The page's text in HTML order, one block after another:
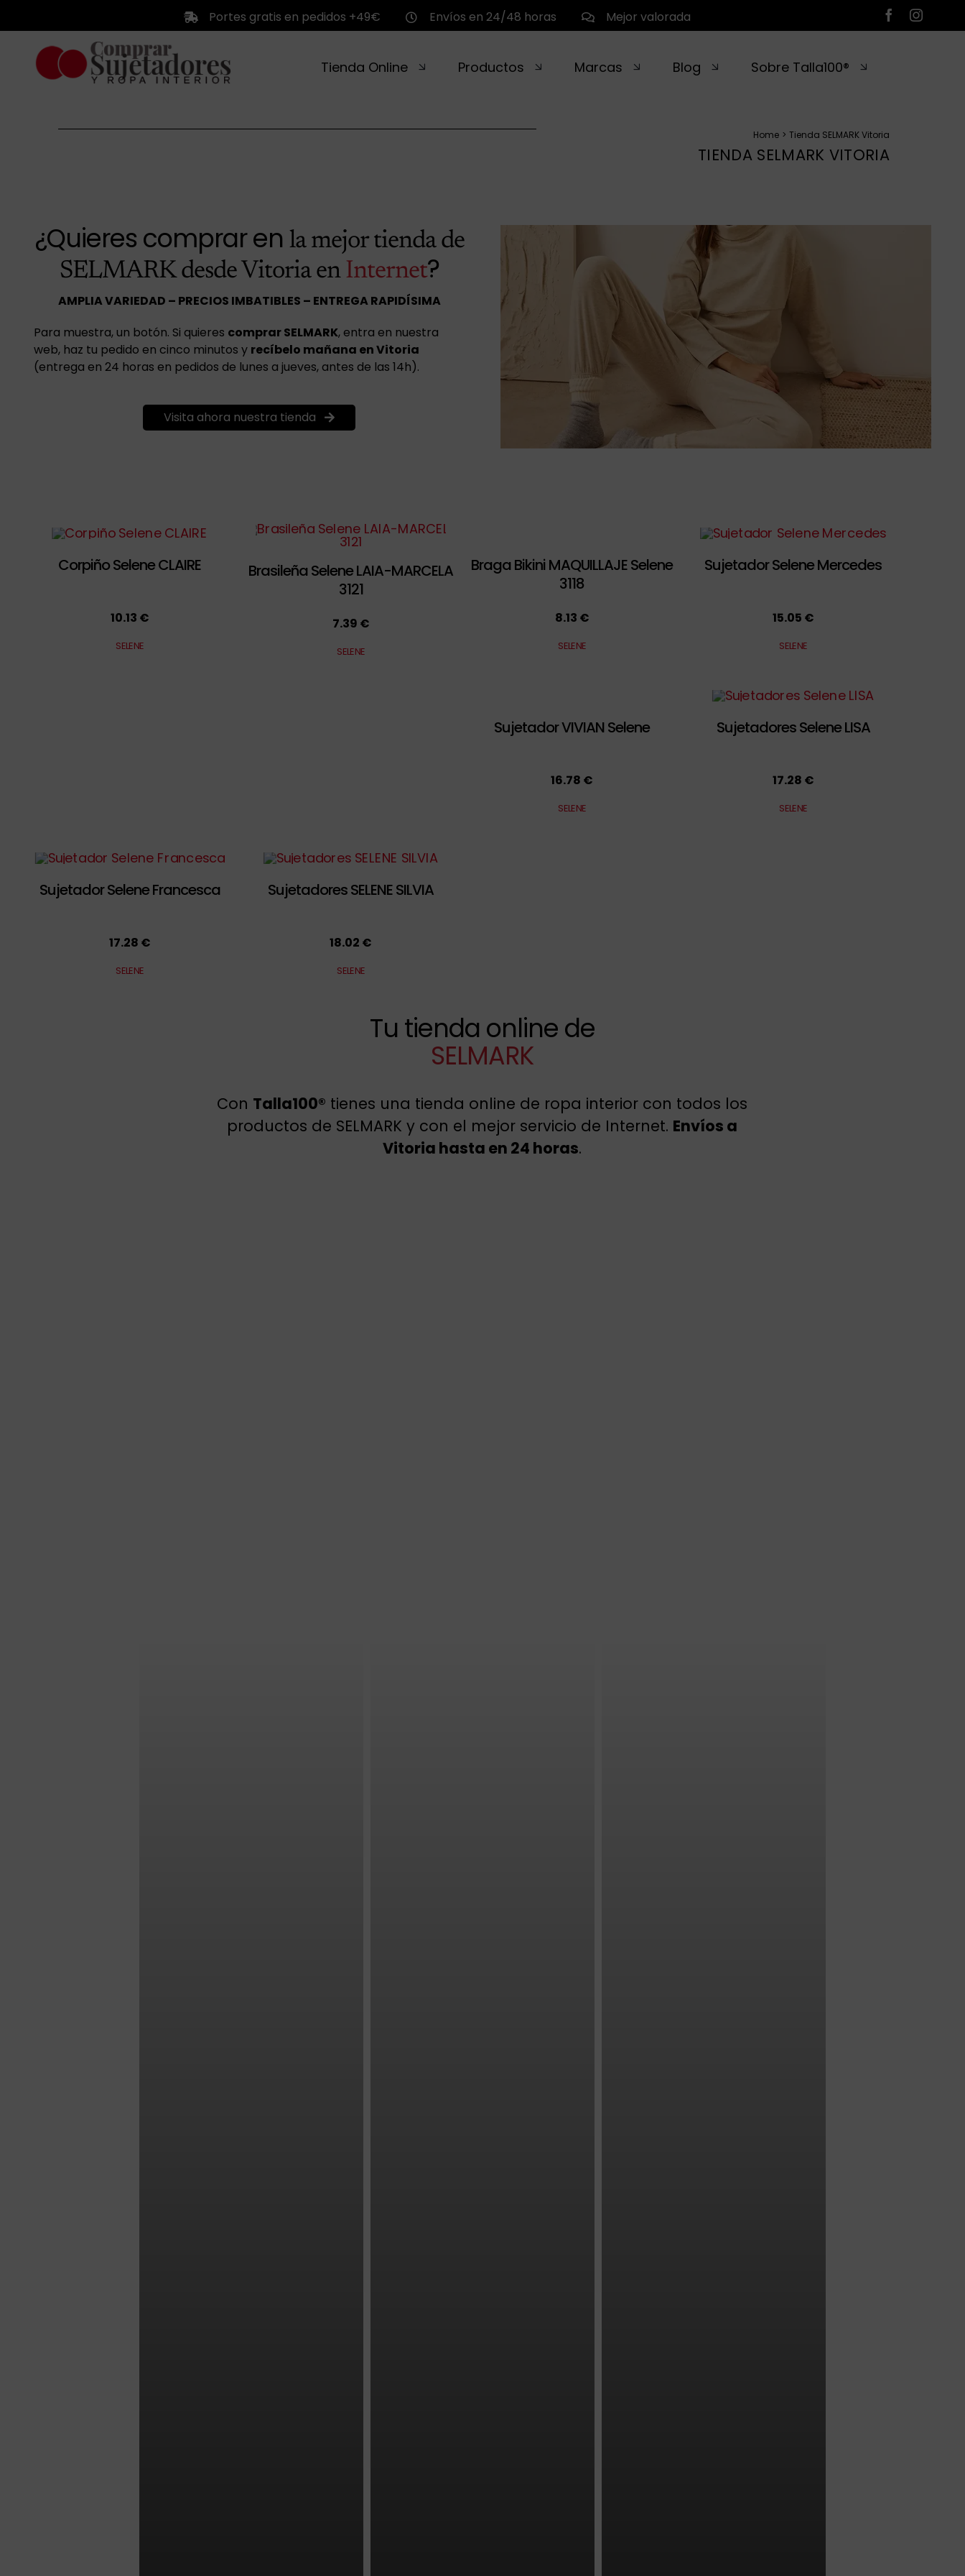
contenido
Portes gratis en pedidos +49€ Envíos en 24/48 horas Mejor valorada
Tienda Online Productos Marcas Blog Sobre Talla100®
Home Tienda SELMARK Vitoria
TIENDA SELMARK VITORIA
¿Quieres comprar en la mejor tienda de
SELMARK desde Vitoria en Internet?
AMPLIA VARIEDAD – PRECIOS IMBATIBLES – ENTREGA RAPIDÍSIMA
Para muestra, un botón. Si quieres comprar SELMARK, entra en nuestra
web, haz tu pedido en cinco minutos y recíbelo mañana en Vitoria
(entrega en 24 horas en pedidos de lunes a jueves, antes de las 14h).
Visita ahora nuestra tienda
Corpiño Selene CLAIRE
10.13 €
SELENE
Brasileña Selene LAIA-MARCELA
3121
7.39 €
SELENE
Braga Bikini MAQUILLAJE Selene
3118
8.13 €
SELENE
Sujetador Selene Mercedes
15.05 €
SELENE
Sujetador VIVIAN Selene
16.78 €
SELENE
Sujetadores Selene LISA
17.28 €
SELENE
Sujetador Selene Francesca
17.28 €
SELENE
Sujetadores SELENE SILVIA
18.02 €
SELENE
Tu tienda online de
SELMARK
Con Talla100® tienes una tienda online de ropa interior con todos los
productos de SELMARK y con el mejor servicio de Internet. Envíos a
Vitoria hasta en 24 horas.